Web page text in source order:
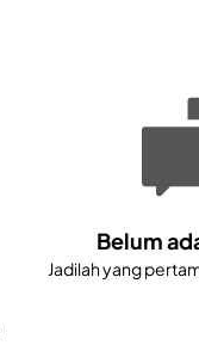
Belum
Jadilah yang